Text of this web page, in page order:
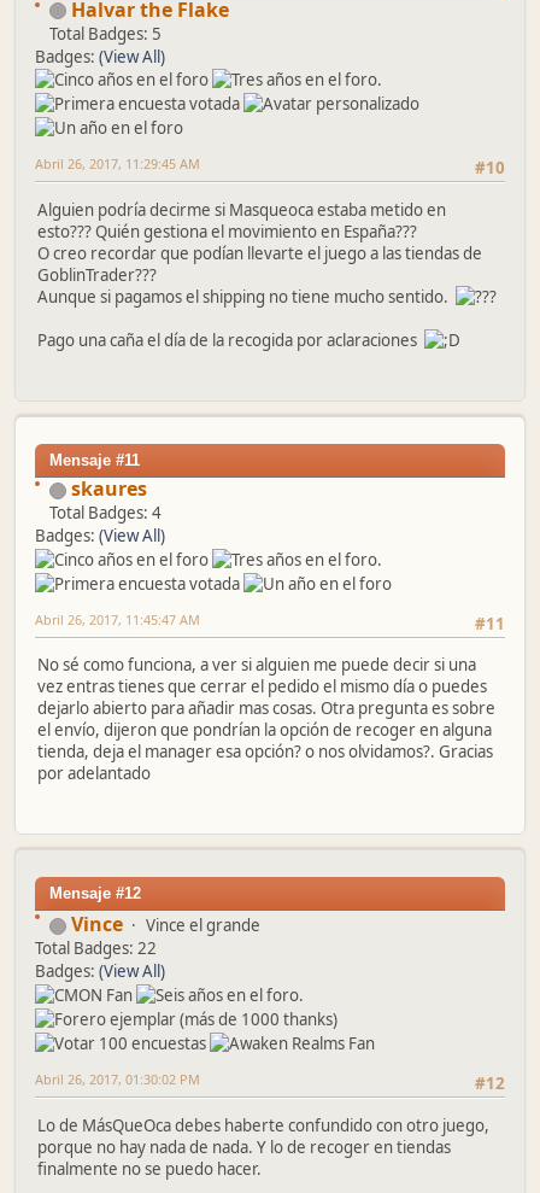
Halvar the Flake
Total Badges: 5
Badges: (View All)
#10
Abril 26, 2017, 11:29:45 AM
Alguien podría decirme si Masqueoca estaba metido en
esto??? Quién gestiona el movimiento en España???
O creo recordar que podían llevarte el juego a las tiendas de
GoblinTrader???
Aunque si pagamos el shipping no tiene mucho sentido.
Pago una caña el día de la recogida por aclaraciones
Mensaje #11
skaures
Total Badges: 4
Badges: (View All)
#11
Abril 26, 2017, 11:45:47 AM
No sé como funciona, a ver si alguien me puede decir si una
vez entras tienes que cerrar el pedido el mismo día o puedes
dejarlo abierto para añadir mas cosas. Otra pregunta es sobre
el envío, dijeron que pondrían la opción de recoger en alguna
tienda, deja el manager esa opción? o nos olvidamos?. Gracias
por adelantado
Mensaje #12
Vince
Vince el grande
Total Badges: 22
Badges: (View All)
#12
Abril 26, 2017, 01:30:02 PM
Lo de MásQueOca debes haberte confundido con otro juego,
porque no hay nada de nada. Y lo de recoger en tiendas
finalmente no se puedo hacer.